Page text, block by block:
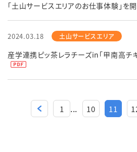
「土山サービスエリアのお仕事体験」を
2024.03.18
産学連携ピッ茶レラチーズin「甲南高チ
1 ... 10 11